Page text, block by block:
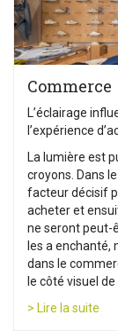
Commerce
L’éclairage
l’expérience
La lumière est
croyons. Dans
facteur décisif
acheter et
ne seront peut-
les a enchanté,
dans le
le côté visuel
> Lire la suite